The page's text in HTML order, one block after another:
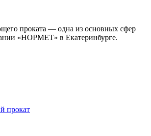
проката — одна из основных сфер
«НОРМЕТ» в Екатеринбурге.
прокат